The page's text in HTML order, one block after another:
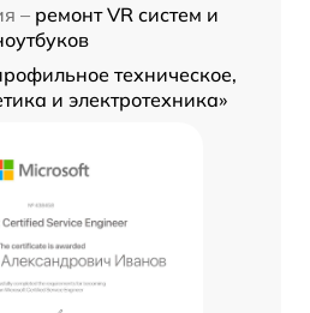
– ремонт VR систем и
техническое,
и электротехника»